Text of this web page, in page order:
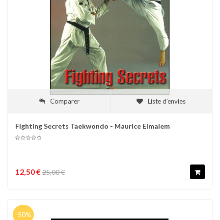
Comparer Liste d'envies
Fighting Secrets Taekwondo - Maurice Elmalem
12,50 €25,00 €
-50%